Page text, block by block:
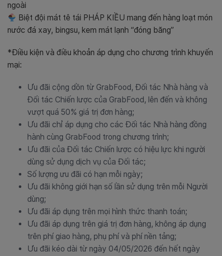
ngoài
Biệt đội mát tê tái PHÁP KIỀU mang đến hàng loạt món
nước đá xay, bingsu, kem mát lạnh “đóng băng”
*Điều kiện và điều khoản áp dụng cho chương trình khuyến
mại:
Ưu đãi cộng dồn từ GrabFood, Đối tác Nhà hàng và
Đối tác Chiến lược của GrabFood, lên đến và không
vượt quá 50% giá trị đơn hàng;
Ưu đãi chỉ áp dụng cho các Đối tác Nhà hàng đồng
hành cùng GrabFood trong chương trình;
Ưu đãi của Đối tác Chiến lược có hiệu lực khi người
dùng sử dụng dịch vụ của Đối tác;
Số lượng ưu đãi có hạn mỗi ngày;
Ưu đãi không giới hạn số lần sử dụng trên mỗi Người
dùng;
Ưu đãi áp dụng trên mọi hình thức thanh toán;
Ưu đãi áp dụng trên giá trị đơn hàng, không áp dụng
trên phí giao hàng, phụ phí và phí nền tảng;
Ưu đãi kéo dài từ ngày 04/05/2026 đến hết ngày